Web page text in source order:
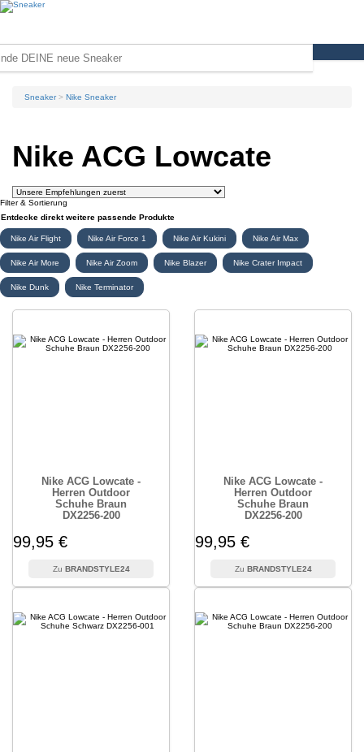
Sneaker Nike Sneaker
Nike ACG Lowcate
Filter & Sortierung
Entdecke direkt weitere passende Produkte
Nike Air Flight Nike Air Force 1 Nike Air Kukini Nike Air Max
Nike Air More Nike Air Zoom Nike Blazer Nike Crater Impact
Nike Dunk Nike Terminator
Nike ACG Lowcate -
Herren Outdoor
Schuhe Braun
DX2256-200
99,95 €
BRANDSTYLE24
Nike ACG Lowcate -
Herren Outdoor
Schuhe Braun
DX2256-200
99,95 €
BRANDSTYLE24